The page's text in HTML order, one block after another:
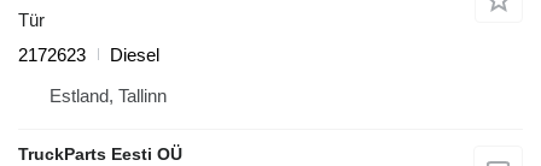
Tür
2172623
Diesel
Estland, Tallinn
TruckParts Eesti OÜ